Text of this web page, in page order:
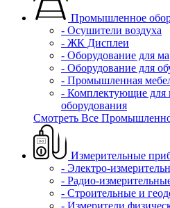
Промышленное
- Осушители воздуха
- ЖК Дисплеи
- Оборудование для
- Оборудование для
- Промышленная
- Комплектующие
оборудования
Смотреть Все
Измерительные
- Электро-
- Радио-
- Строительные и
- Измерители